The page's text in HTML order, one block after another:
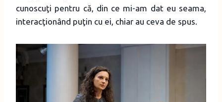
cunoscuţi pentru că, din ce mi-am dat eu seama,
interacţionând puţin cu ei, chiar au ceva de spus.